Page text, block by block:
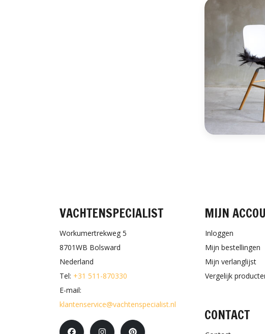
VACHTENSPECIALIST
Workumertrekweg 5
8701WB Bolsward
Nederland
Tel: +31 511-870330
E-mail:
klantenservice@vachtenspecialist.nl
MIJN
Inloggen
Mijn bestellingen
Mijn verlanglijst
Vergelijk
CONTACT